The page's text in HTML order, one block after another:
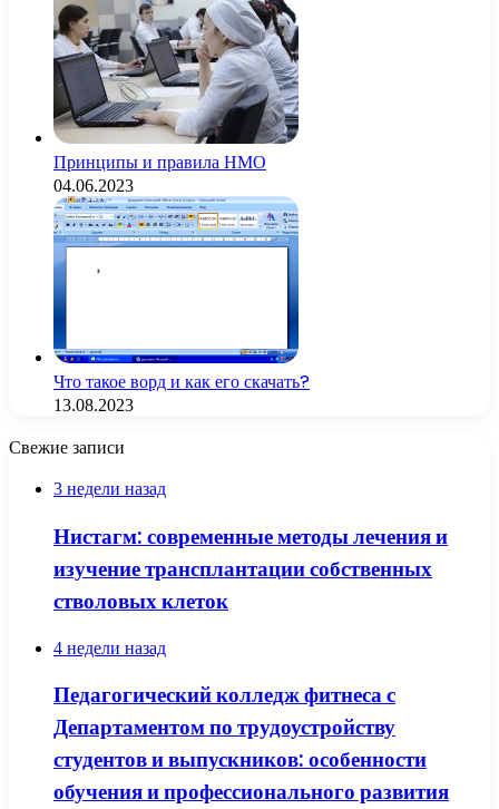
Принципы и правила НМО
04.06.2023
Что такое ворд и как его скачать?
13.08.2023
Свежие записи
3 недели назад
Нистагм: современные методы лечения и
изучение трансплантации собственных
стволовых клеток
4 недели назад
Педагогический колледж фитнеса с
Департаментом по трудоустройству
студентов и выпускников: особенности
обучения и профессионального развития